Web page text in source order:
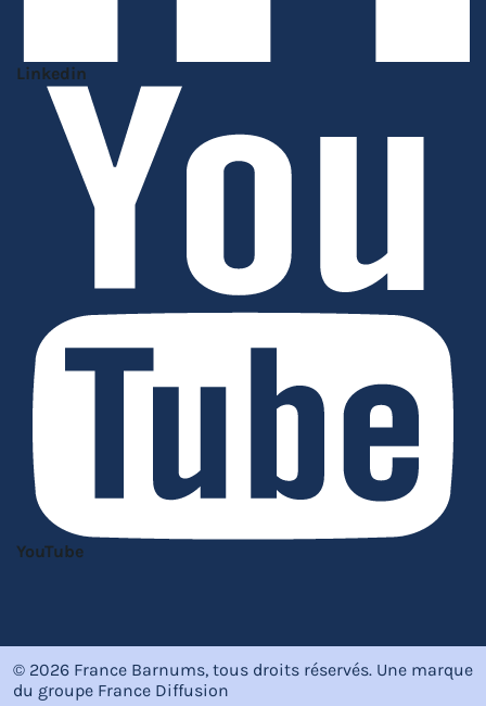
Linkedin
YouTube
© 2026 France Barnums, tous droits réservés. Une marque
du groupe France Diffusion